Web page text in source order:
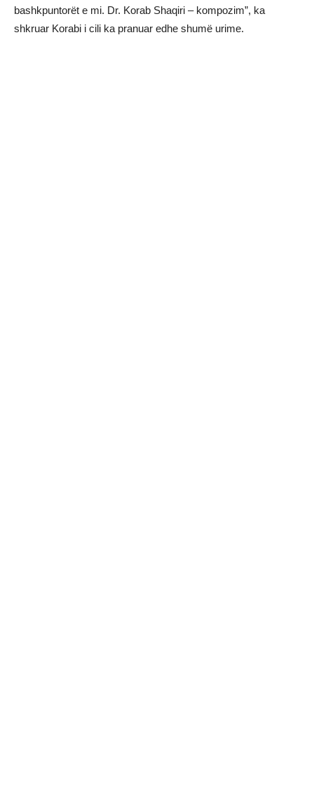
bashkpuntorët e mi. Dr. Korab Shaqiri – kompozim”, ka
shkruar Korabi i cili ka pranuar edhe shumë urime.